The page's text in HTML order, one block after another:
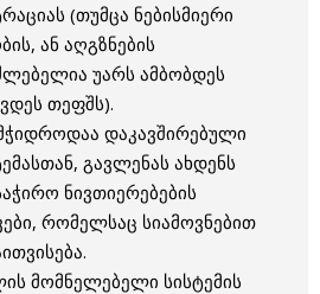
(თუმცა ნებისმიერი
ან აღგზნების
უარს ამბობდეს
თეფშს).
დაკავშირებული
გავლენას ახდენს
ნივთიერებების
რომელსაც სიამოვნებით
მომნელებელი სისტემის